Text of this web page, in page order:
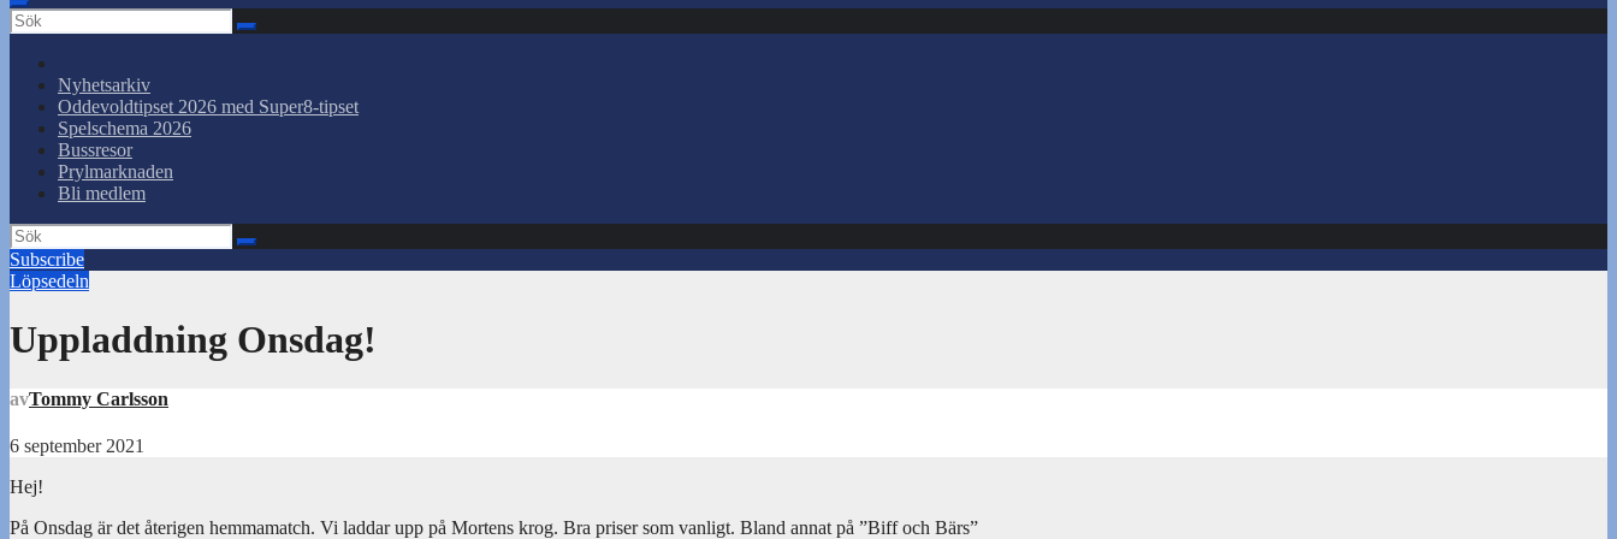
Nyhetsarkiv
Oddevoldtipset 2026 med Super8-tipset
Spelschema 2026
Bussresor
Prylmarknaden
Bli medlem
Subscribe
Löpsedeln
Uppladdning Onsdag!
avTommy Carlsson
6 september 2021
Hej!
På Onsdag är det återigen hemmamatch. Vi laddar upp på Mortens krog. Bra priser som vanligt. Bland annat på ”Biff och Bärs”